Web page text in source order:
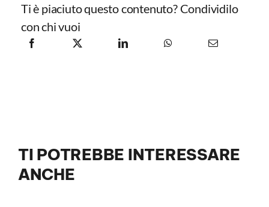
Ti è piaciuto questo contenuto? Condividilo
con chi vuoi
TI POTREBBE INTERESSARE
ANCHE